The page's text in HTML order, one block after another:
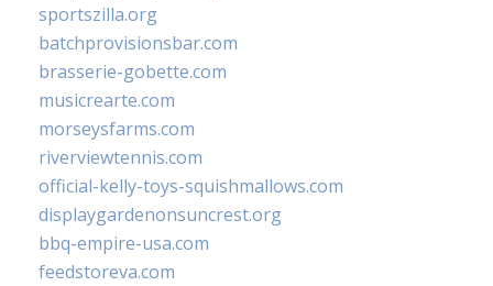
sportszilla.org
batchprovisionsbar.com
brasserie-gobette.com
musicrearte.com
morseysfarms.com
riverviewtennis.com
official-kelly-toys-squishmallows.com
displaygardenonsuncrest.org
bbq-empire-usa.com
feedstoreva.com